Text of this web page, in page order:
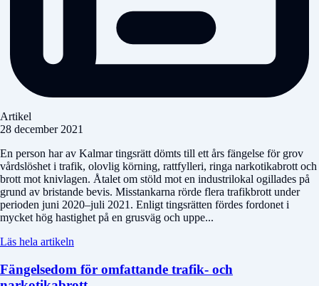
Artikel
28 december 2021
En person har av Kalmar tingsrätt dömts till ett års fängelse för grov
vårdslöshet i trafik, olovlig körning, rattfylleri, ringa narkotikabrott och
brott mot knivlagen. Åtalet om stöld mot en industrilokal ogillades på
grund av bristande bevis. Misstankarna rörde flera trafikbrott under
perioden juni 2020–juli 2021. Enligt tingsrätten fördes fordonet i
mycket hög hastighet på en grusväg och uppe...
Läs hela artikeln
Fängelsedom för omfattande trafik- och